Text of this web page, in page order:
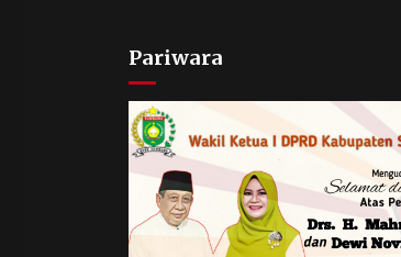
Pariwara